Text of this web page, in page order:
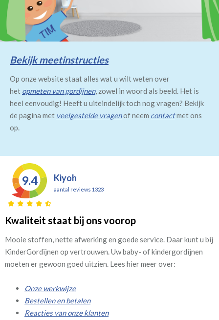
Bekijk meetinstructies
Op onze website staat alles wat u wilt weten over
het opmeten van gordijnen, zowel in woord als beeld. Het is
heel eenvoudig! Heeft u uiteindelijk toch nog vragen? Bekijk
de pagina met veelgestelde vragenof neem contactmet ons
op.
9.4 Kiyoh
aantal reviews 1323
Kwaliteit staat bij ons voorop
Mooie stoffen, nette afwerking en goede service. Daar kunt u bij
KinderGordijnen op vertrouwen. Uw baby- of kindergordijnen
moeten er gewoon goed uitzien. Lees hier meer over:
Onze werkwijze
Bestellen en betalen
Reacties van onze klanten